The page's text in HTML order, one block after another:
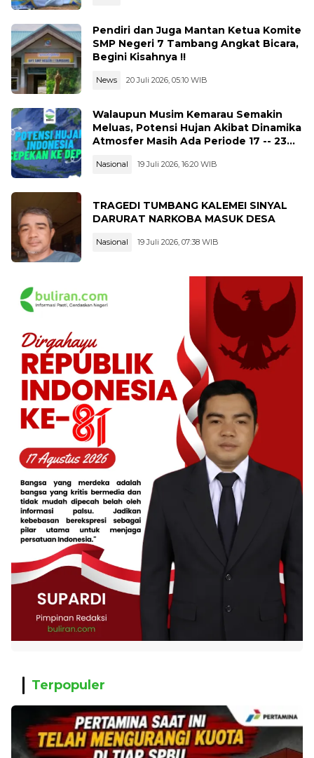
Pendiri dan Juga Mantan Ketua Komite
SMP Negeri 7 Tambang Angkat Bicara,
Begini Kisahnya !!
News 20 Juli 2026, 05:10 WIB
Walaupun Musim Kemarau Semakin
Meluas, Potensi Hujan Akibat Dinamika
Atmosfer Masih Ada Periode 17 -- 23
Nasional 19 Juli 2026, 16:20 WIB
TRAGEDI TUMBANG KALEMEI SINYAL
DARURAT NARKOBA MASUK DESA
Nasional 19 Juli 2026, 07:38 WIB
Terpopuler